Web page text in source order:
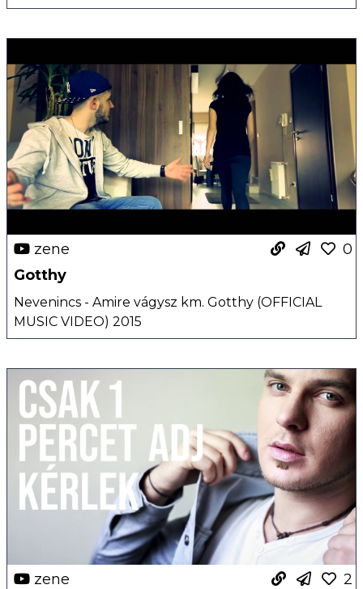
zene
0
Gotthy
Nevenincs - Amire vágysz km. Gotthy (OFFICIAL
MUSIC VIDEO) 2015
zene
2